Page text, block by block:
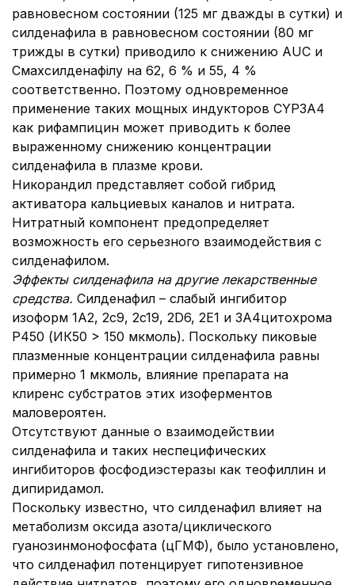
равновесном состоянии (125 мг дважды в сутки) и
силденафила в равновесном состоянии (80 мг
трижды в сутки) приводило к снижению AUC и
Смахсилденафілу на 62, 6 % и 55, 4 %
соответственно. Поэтому одновременное
применение таких мощных индукторов CYP3A4
как рифампицин может приводить к более
выраженному снижению концентрации
силденафила в плазме крови.
Никорандил представляет собой гибрид
активатора кальциевых каналов и нитрата.
Нитратный компонент предопределяет
возможность его серьезного взаимодействия с
силденафилом.
Эффекты силденафила на другие лекарственные
средства. Силденафил – слабый ингибитор
изоформ 1А2, 2c9, 2c19, 2D6, 2E1 и 3А4цитохрома
Р450 (ИК50 > 150 мкмоль). Поскольку пиковые
плазменные концентрации силденафила равны
примерно 1 мкмоль, влияние препарата на
клиренс субстратов этих изоферментов
маловероятен.
Отсутствуют данные о взаимодействии
силденафила и таких неспецифических
ингибиторов фосфодиэстеразы как теофиллин и
дипиридамол.
Поскольку известно, что силденафил влияет на
метаболизм оксида азота/циклического
гуанозинмонофосфата (цГМФ), было установлено,
что силденафил потенцирует гипотензивное